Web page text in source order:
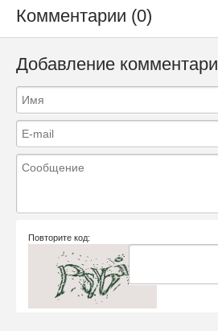
Комментарии (0)
Добавление
Повторите код: